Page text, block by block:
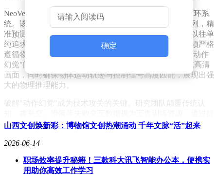
NeoVerse-ABot模型的突破性在于构建了感知与决策的闭环系
统。该模型通过整合机器人当前视觉场景与计划动作序列，精
准预测机械臂、物体与环境间的动态交互过程。相较于以往单
纯追求画面精美的技术路线，此次竞赛特别强调模型必须严格
遵循物理规律与动作指令，避免出现"脑补"虚假画面的"动作
幻觉"问题。中国团队研发的模型在双重约束下仍能生成高清
画面，同时确保物体运动轨迹与控制信号高度匹配，展现出强
大的物理推理能力。
破解"动作幻觉"成为技术攻关的关键。研究团队颠覆传统认
升长尾样本权重使模型充分学习真实物理交互的完整分布。同
核心的评估体系，从根源上抑制虚假画面生成。经过多轮优
化，模型已能准确区分成功操作与失败场景，在非理想条件下
真实预判物体状态变化。
确定
山西文创焕新彩：博物馆文创热潮涌动 千年文脉“活”起来
2026-06-14
职场效率提升秘籍！三款科大讯飞智能办公本，便携实
用助你高效工作学习